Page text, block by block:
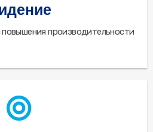
производительности